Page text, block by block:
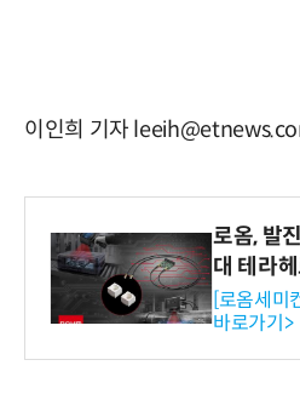
이인희 기자
로옴, 발
대 테라
스 개발
[로옴세미
바로가기>